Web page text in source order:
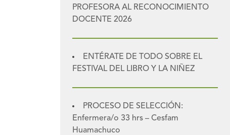
PROFESORA AL RECONOCIMIENTO
DOCENTE 2026
ENTÉRATE DE TODO SOBRE EL
FESTIVAL DEL LIBRO Y LA NIÑEZ
PROCESO DE SELECCIÓN:
Enfermera/o 33 hrs – Cesfam
Huamachuco